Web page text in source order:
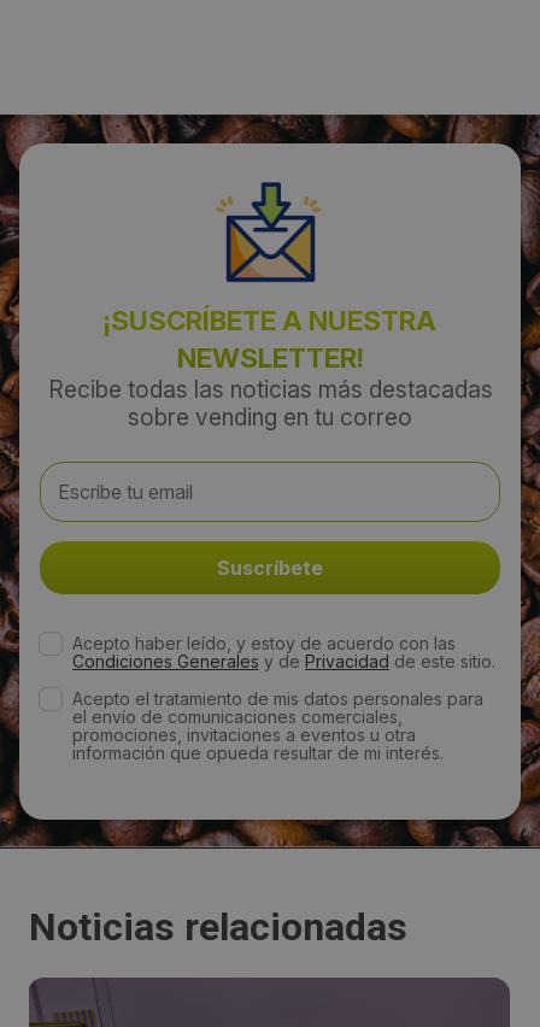
https://www.vendingmadridvalyval.com/contacto-
vending-madrid/
Fecha de publicación de producto:
Martes 28 Enero 2014
¡SUSCRÍBETE A NUESTRA
NEWSLETTER!
Recibe todas las noticias más destacadas
sobre vending en tu correo
Acepto haber leído, y estoy de acuerdo con las
Condiciones Generales y de Privacidad de este sitio.
Acepto el tratamiento de mis datos personales para
el envío de comunicaciones comerciales,
promociones, invitaciones a eventos u otra
información que opueda resultar de mi interés.
Noticias relacionadas